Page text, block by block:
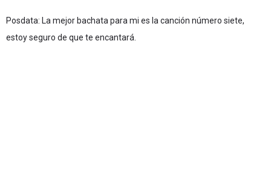
Posdata: La mejor bachata para mi es la canción número siete,
estoy seguro de que te encantará.